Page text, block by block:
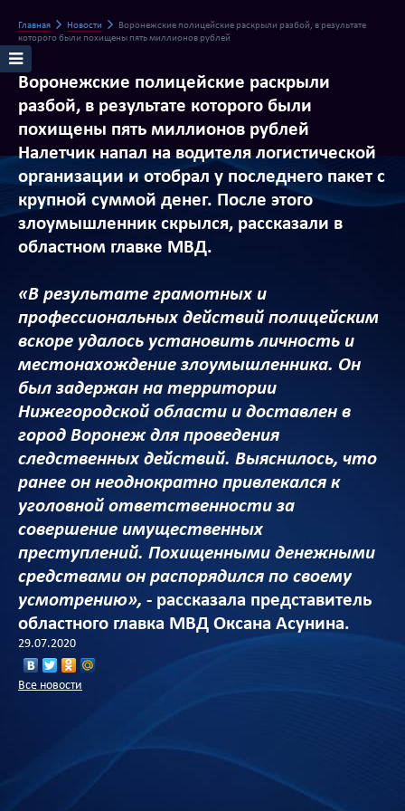
Главная Новости
Воронежские полицейские раскрыли разбой, в результате
которого были похищены пять миллионов рублей
Воронежские полицейские раскрыли
разбой, в результате которого были
похищены пять миллионов рублей
Налетчик напал на водителя логистической
организации и отобрал у последнего пакет с
крупной суммой денег. После этого
злоумышленник скрылся, рассказали в
областном главке МВД.
«В результате грамотных и
профессиональных действий полицейским
вскоре удалось установить личность и
местонахождение злоумышленника. Он
был задержан на территории
Нижегородской области и доставлен в
город Воронеж для проведения
следственных действий. Выяснилось, что
ранее он неоднократно привлекался к
уголовной ответственности за
совершение имущественных
преступлений. Похищенными денежными
средствами он распорядился по своему
усмотрению», - рассказала представитель
областного главка МВД Оксана Асунина.
29.07.2020
Все новости